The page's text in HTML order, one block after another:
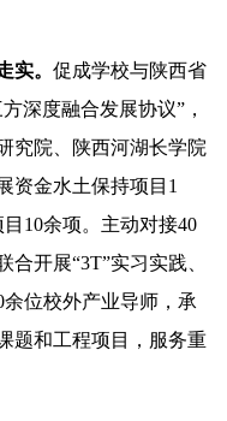
实。 促成学校与陕西省
深度融合发展协议”，
究院、陕西河湖长学院
资金水土保持项目1
10余项。主动对接40
开展“3T”实习实践、
位校外产业导师，承
题和工程项目，服务重